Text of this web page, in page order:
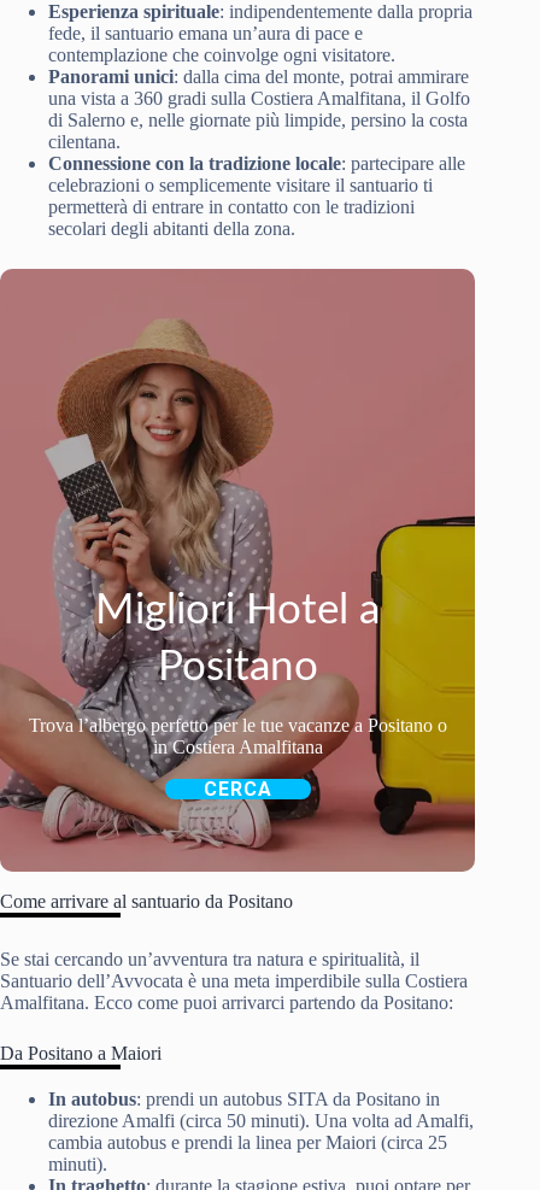
Esperienza spirituale: indipendentemente dalla propria
fede, il santuario emana un’aura di pace e
contemplazione che coinvolge ogni visitatore.
Panorami unici: dalla cima del monte, potrai ammirare
una vista a 360 gradi sulla Costiera Amalfitana, il Golfo
di Salerno e, nelle giornate più limpide, persino la costa
cilentana.
Connessione con la tradizione locale: partecipare alle
celebrazioni o semplicemente visitare il santuario ti
permetterà di entrare in contatto con le tradizioni
secolari degli abitanti della zona.
Migliori Hotel a
Positano
Trova l’albergo perfetto per le tue vacanze a Positano o
in Costiera Amalfitana
CERCA
Come arrivare al santuario da Positano
Se stai cercando un’avventura tra natura e spiritualità, il
Santuario dell’Avvocata è una meta imperdibile sulla Costiera
Amalfitana. Ecco come puoi arrivarci partendo da Positano:
Da Positano a Maiori
In autobus: prendi un autobus SITA da Positano in
direzione Amalfi (circa 50 minuti). Una volta ad Amalfi,
cambia autobus e prendi la linea per Maiori (circa 25
minuti).